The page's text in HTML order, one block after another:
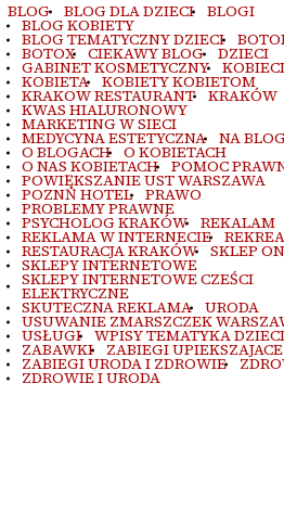
BLOG BLOG DLA DZIECI BLOGI
BLOG KOBIETY
BLOG TEMATYCZNY DZIECI
BOTOX CIEKAWY BLOG DZIECI
GABINET KOSMETYCZNY
KOBIETA KOBIETY KOBIETOM
KRAKOW RESTAURANT KRAKÓW
KWAS HIALURONOWY
MARKETING W SIECI
MEDYCYNA ESTETYCZNA NA
O BLOGACH O KOBIETACH
O NAS KOBIETACH POMOC
POWIĘKSZANIE UST WARSZAWA
POZNŃ HOTEL PRAWO
PROBLEMY PRAWNE
PSYCHOLOG KRAKÓW REKALAM
REKLAMA W INTERNECIE
RESTAURACJA KRAKÓW SKLEP
SKLEPY INTERNETOWE
SKLEPY INTERNETOWE CZEŚCI
ELEKTRYCZNE
SKUTECZNA REKLAMA URODA
USUWANIE ZMARSZCZEK
USŁUGI WPISY TEMATYKA
ZABAWKI ZABIEGI UPIEKSZAJACE
ZABIEGI URODA I ZDROWIE
ZDROWIE I URODA